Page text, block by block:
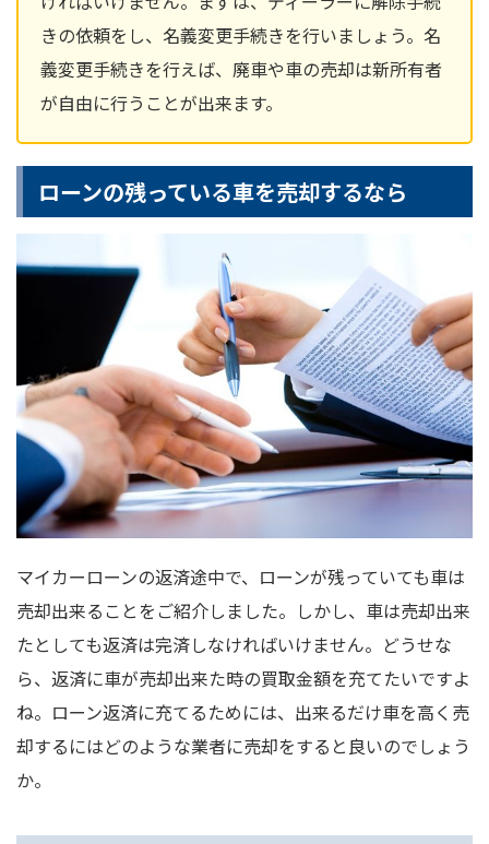
きの依頼をし、名義変更手続きを行いましょう。名
義変更手続きを行えば、廃車や車の売却は新所有者
が自由に行うことが出来ます。
ローンの残っている車を売却するなら
マイカーローンの返済途中で、ローンが残っていても車は
売却出来ることをご紹介しました。しかし、車は売却出来
たとしても返済は完済しなければいけません。どうせな
ら、返済に車が売却出来た時の買取金額を充てたいですよ
ね。ローン返済に充てるためには、出来るだけ車を高く売
却するにはどのような業者に売却をすると良いのでしょう
か。